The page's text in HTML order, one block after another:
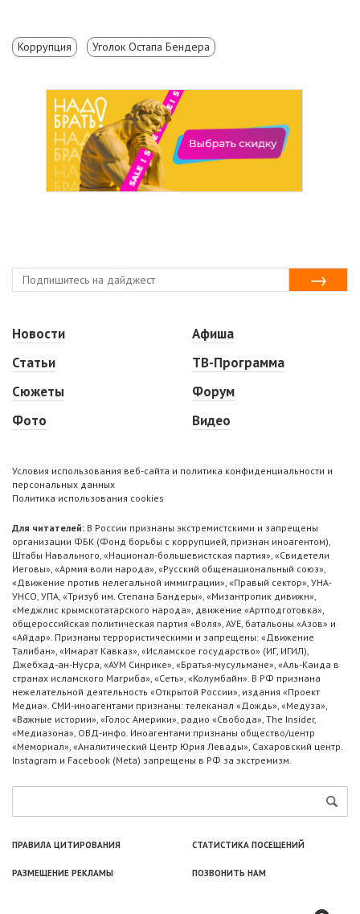
Коррупция Уголок Остапа Бендера
Новости
Статьи
Сюжеты
Фото
Афиша
ТВ-Программа
Форум
Видео
Условия использования веб-сайта и политика конфиденциальности и
персональных данных
Политика использования cookies
Для читателей: В России признаны экстремистскими и запрещены
организации ФБК (Фонд борьбы с коррупцией, признан иноагентом),
Штабы Навального, «Национал-большевистская партия», «Свидетели
Иеговы», «Армия воли народа», «Русский общенациональный союз»,
«Движение против нелегальной иммиграции», «Правый сектор», УНА-
УНСО, УПА, «Тризуб им. Степана Бандеры», «Мизантропик дивижн»,
«Меджлис крымскотатарского народа», движение «Артподготовка»,
общероссийская политическая партия «Воля», АУЕ, батальоны «Азов» и
«Айдар». Признаны террористическими и запрещены: «Движение
Талибан», «Имарат Кавказ», «Исламское государство» (ИГ, ИГИЛ),
Джебхад-ан-Нусра, «АУМ Синрике», «Братья-мусульмане», «Аль-Каида в
странах исламского Магриба», «Сеть», «Колумбайн». В РФ признана
нежелательной деятельность «Открытой России», издания «Проект
Медиа». СМИ-иноагентами признаны: телеканал «Дождь», «Медуза»,
«Важные истории», «Голос Америки», радио «Свобода», The Insider,
«Медиазона», ОВД-инфо. Иноагентами признаны общество/центр
«Мемориал», «Аналитический Центр Юрия Левады», Сахаровский центр.
Instagram и Facebook (Metа) запрещены в РФ за экстремизм.
ПРАВИЛА ЦИТИРОВАНИЯ СТАТИСТИКА ПОСЕЩЕНИЙ
РАЗМЕЩЕНИЕ РЕКЛАМЫ ПОЗВОНИТЬ НАМ